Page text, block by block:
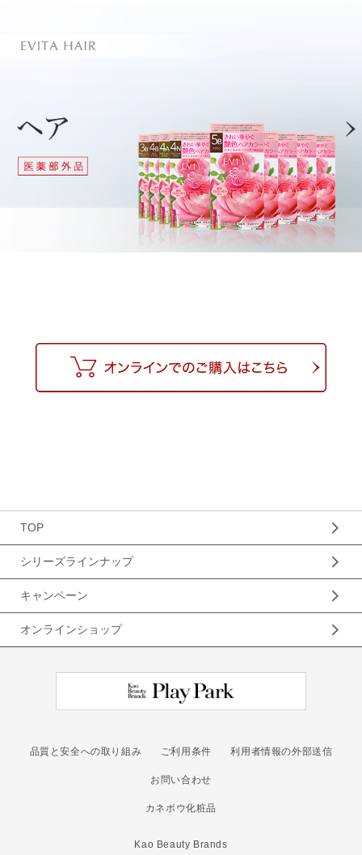
TOP
シリーズラインナップ
キャンペーン
オンラインショップ
品質と安全への取り組み ご利用条件 利用者情報の外部送信
お問い合わせ
カネボウ化粧品
Kao Beauty Brands